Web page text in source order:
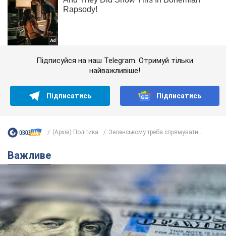
Підписуйся на наш Telegram. Отримуй тільки
найважливіше!
Підписатись Підписатись
(Архів) Політика Зеленському треба спрямувати...
Важливе